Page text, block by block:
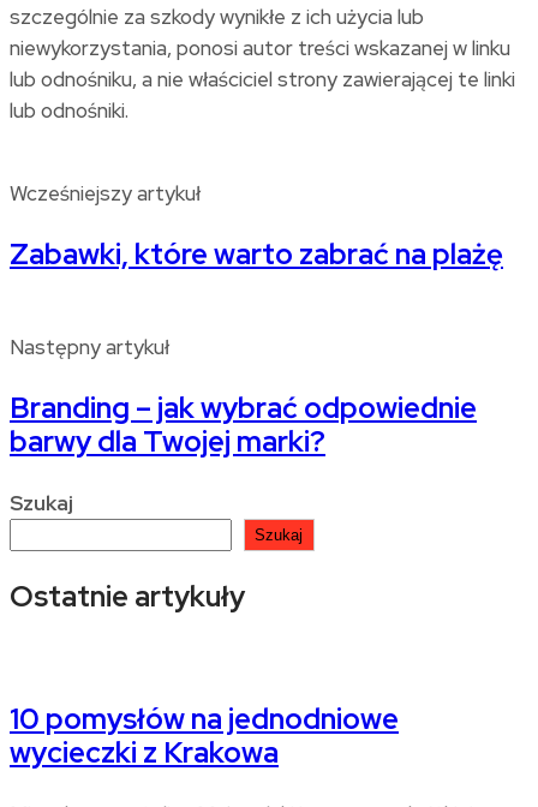
szczególnie za szkody wynikłe z ich użycia lub
niewykorzystania, ponosi autor treści wskazanej w linku
lub odnośniku, a nie właściciel strony zawierającej te linki
lub odnośniki.
Wcześniejszy artykuł
Zabawki, które warto zabrać na plażę
Następny artykuł
Branding – jak wybrać odpowiednie
barwy dla Twojej marki?
Szukaj
Szukaj
Ostatnie artykuły
10 pomysłów na jednodniowe
wycieczki z Krakowa